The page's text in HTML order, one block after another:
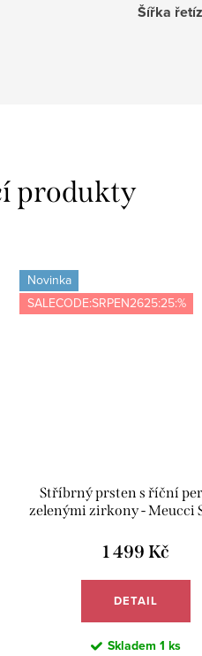
Šířka
produkty
Novinka
SALECODE:SRPEN2625:25:%
Stříbrný prsten s říční
zelenými zirkony - Meucci
1 499 Kč
DETAIL
Skladem 1 ks